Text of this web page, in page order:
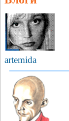
artemida